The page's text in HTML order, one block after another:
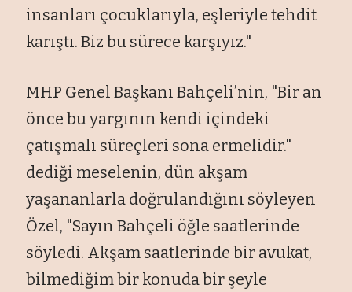
insanları çocuklarıyla, eşleriyle tehdit
karıştı. Biz bu sürece karşıyız."
MHP Genel Başkanı Bahçeli’nin, "Bir an
önce bu yargının kendi içindeki
çatışmalı süreçleri sona ermelidir."
dediği meselenin, dün akşam
yaşananlarla doğrulandığını söyleyen
Özel, "Sayın Bahçeli öğle saatlerinde
söyledi. Akşam saatlerinde bir avukat,
bilmediğim bir konuda bir şeyle